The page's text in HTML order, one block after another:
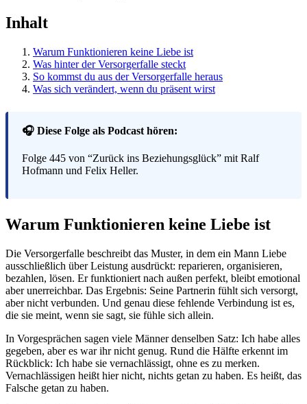
Inhalt
Warum Funktionieren keine Liebe ist
Was hinter der Versorgerfalle steckt
So kommst du aus der Versorgerfalle heraus
Was sich verändert, wenn du präsent wirst
🎧 Diese Folge als Podcast hören:
Folge 445 von “Zurück ins Beziehungsglück” mit Ralf
Hofmann und Felix Heller.
Warum Funktionieren keine Liebe ist
Die Versorgerfalle beschreibt das Muster, in dem ein Mann Liebe
ausschließlich über Leistung ausdrückt: reparieren, organisieren,
bezahlen, lösen. Er funktioniert nach außen perfekt, bleibt emotional
aber unerreichbar. Das Ergebnis: Seine Partnerin fühlt sich versorgt,
aber nicht verbunden. Und genau diese fehlende Verbindung ist es,
die sie meint, wenn sie sagt, sie fühle sich allein.
In Vorgesprächen sagen viele Männer denselben Satz: Ich habe alles
gegeben, aber es war ihr nicht genug. Rund die Hälfte erkennt im
Rückblick: Ich habe sie vernachlässigt, ohne es zu merken.
Vernachlässigen heißt hier nicht, nichts getan zu haben. Es heißt, das
Falsche getan zu haben.